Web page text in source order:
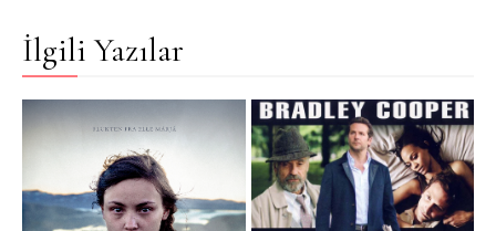
İlgili Yazılar